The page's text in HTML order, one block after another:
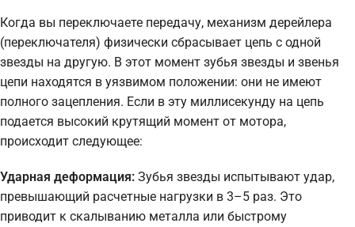
Когда вы переключаете передачу, механизм дерейлера
(переключателя) физически сбрасывает цепь с одной
звезды на другую. В этот момент зубья звезды и звенья
цепи находятся в уязвимом положении: они не имеют
полного зацепления. Если в эту миллисекунду на цепь
подается высокий крутящий момент от мотора,
происходит следующее:
Ударная деформация: Зубья звезды испытывают удар,
превышающий расчетные нагрузки в 3–5 раз. Это
приводит к скалыванию металла или быстрому